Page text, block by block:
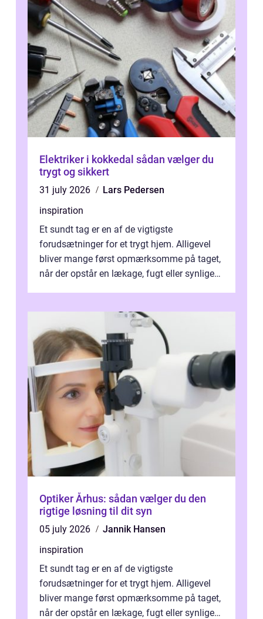
Elektriker i kokkedal sådan vælger du
trygt og sikkert
31 july 2026
Lars Pedersen
inspiration
Et sundt tag er en af de vigtigste
forudsætninger for et trygt hjem. Alligevel
bliver mange først opmærksomme på taget,
når der opstår en lækage, fugt eller synlige
Optiker Århus: sådan vælger du den
rigtige løsning til dit syn
05 july 2026
Jannik Hansen
inspiration
Et sundt tag er en af de vigtigste
forudsætninger for et trygt hjem. Alligevel
bliver mange først opmærksomme på taget,
når der opstår en lækage, fugt eller synlige